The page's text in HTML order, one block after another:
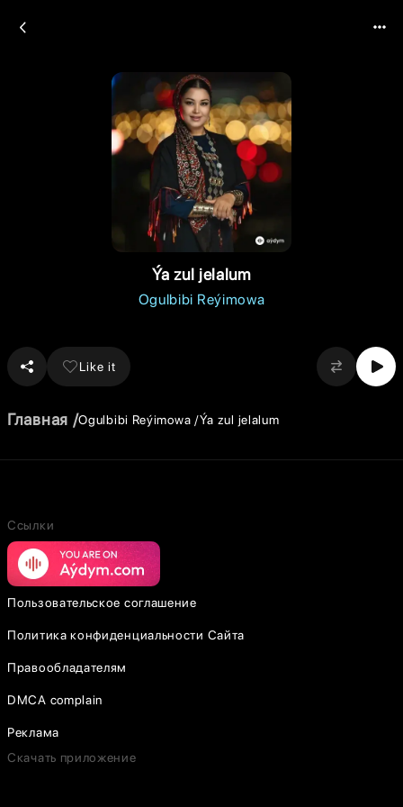
Ýa zul jelalum
Ogulbibi Reýimowa
Like it
Главная Ogulbibi Reýimowa Ýa zul jelalum
Ссылки
Пользовательское соглашение
Политика конфиденциальности Сайта
Правообладателям
DMCA complain
Реклама
Скачать приложение